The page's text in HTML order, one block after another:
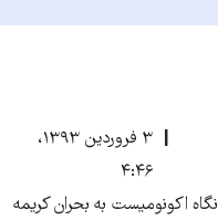
۳ فروردین ۱۳۹۳،
۴:۴۶
تاریخ انتشار:شنبه 2 فروردين 1393 9:0 نگاه اکونومیست به بحران کریمه